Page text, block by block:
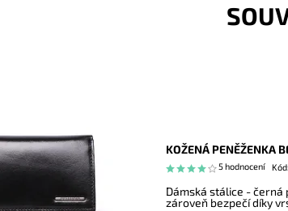
KOŽENÁ PENĚŽENKA
5 hodnocení Kód:
Dámská stálice - černá
zároveň bezpečí díky